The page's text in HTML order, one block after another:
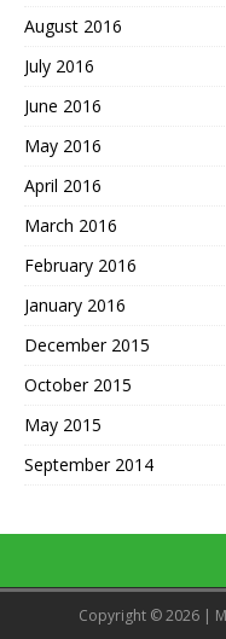
August 2016
July 2016
June 2016
May 2016
April 2016
March 2016
February 2016
January 2016
December 2015
October 2015
May 2015
September 2014
Copyright © 2026 |